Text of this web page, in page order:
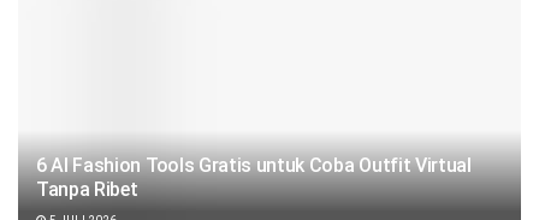
6 AI Fashion Tools Gratis untuk Coba Outfit Virtual
Tanpa Ribet